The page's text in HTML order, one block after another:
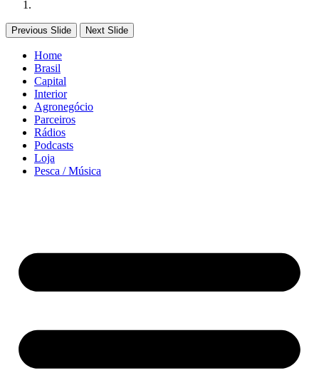
Previous Slide Next Slide
Home
Brasil
Capital
Interior
Agronegócio
Parceiros
Rádios
Podcasts
Loja
Pesca / Música